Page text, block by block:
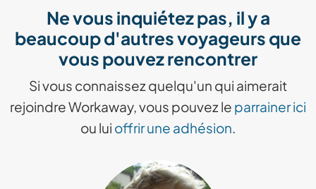
Ne vous inquiétez pas, il y a
beaucoup d'autres voyageurs que
vous pouvez rencontrer
Si vous connaissez quelqu'un qui aimerait
rejoindre Workaway, vous pouvez le parrainer ici
ou lui offrir une adhésion